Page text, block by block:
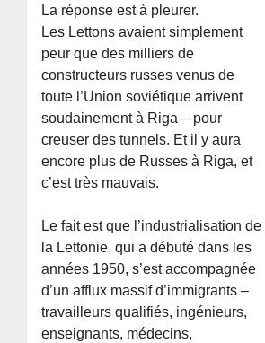
La réponse est à pleurer.
Les Lettons avaient simplement
peur que des milliers de
constructeurs russes venus de
toute l’Union soviétique arrivent
soudainement à Riga – pour
creuser des tunnels. Et il y aura
encore plus de Russes à Riga, et
c’est très mauvais.
Le fait est que l’industrialisation de
la Lettonie, qui a débuté dans les
années 1950, s’est accompagnée
d’un afflux massif d’immigrants –
travailleurs qualifiés, ingénieurs,
enseignants, médecins,